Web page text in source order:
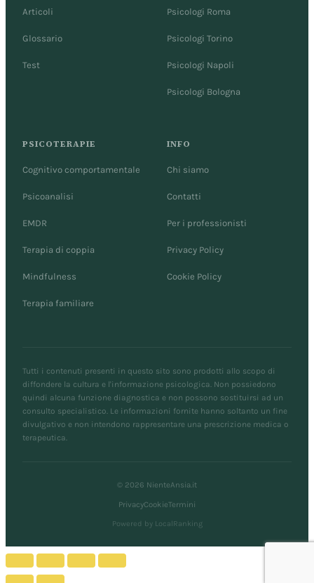
Articoli
Glossario
Test
Psicologi Roma
Psicologi Torino
Psicologi Napoli
Psicologi Bologna
PSICOTERAPIE
Cognitivo comportamentale
Psicoanalisi
EMDR
Terapia di coppia
Mindfulness
Terapia familiare
INFO
Chi siamo
Contatti
Per i professionisti
Privacy Policy
Cookie Policy
Tutti i contenuti presenti in questo sito sono prodotti allo scopo di
diffondere la cultura e l'informazione psicologica. Non possiedono
quindi alcuna funzione diagnostica e non possono sostituirsi ad un
consulto specialistico. Le informazioni fornite hanno soltanto un fine
divulgativo e non intendono rappresentare una prescrizione medica o
terapeutica.
© 2026 NienteAnsia.it
PrivacyCookieTermini
Powered by LocalRanking